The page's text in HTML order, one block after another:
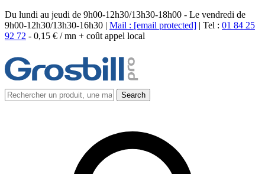
Du lundi au jeudi de 9h00-12h30/13h30-18h00 - Le vendredi de
9h00-12h30/13h30-16h30 | Mail : [email protected] | Tel : 01 84 25
92 72 - 0,15 € / mn + coût appel local